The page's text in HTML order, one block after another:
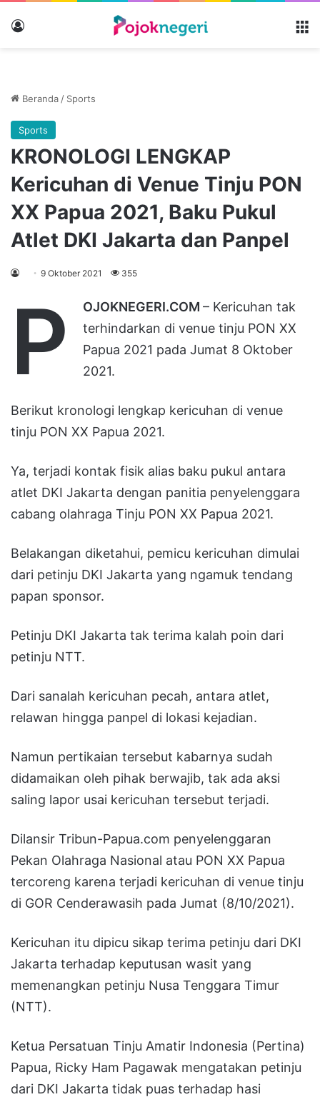
Beranda / Sports
Sports
KRONOLOGI LENGKAP
Kericuhan di Venue Tinju PON
XX Papua 2021, Baku Pukul
Atlet DKI Jakarta dan Panpel
9 Oktober 2021 355
P OJOKNEGERI.COM – Kericuhan tak
terhindarkan di venue tinju PON XX
Papua 2021 pada Jumat 8 Oktober
2021.
Berikut kronologi lengkap kericuhan di venue
tinju PON XX Papua 2021.
Ya, terjadi kontak fisik alias baku pukul antara
atlet DKI Jakarta dengan panitia penyelenggara
cabang olahraga Tinju PON XX Papua 2021.
Belakangan diketahui, pemicu kericuhan dimulai
dari petinju DKI Jakarta yang ngamuk tendang
papan sponsor.
Petinju DKI Jakarta tak terima kalah poin dari
petinju NTT.
Dari sanalah kericuhan pecah, antara atlet,
relawan hingga panpel di lokasi kejadian.
Namun pertikaian tersebut kabarnya sudah
didamaikan oleh pihak berwajib, tak ada aksi
saling lapor usai kericuhan tersebut terjadi.
Dilansir Tribun-Papua.com penyelenggaran
Pekan Olahraga Nasional atau PON XX Papua
tercoreng karena terjadi kericuhan di venue tinju
di GOR Cenderawasih pada Jumat (8/10/2021).
Kericuhan itu dipicu sikap terima petinju dari DKI
Jakarta terhadap keputusan wasit yang
memenangkan petinju Nusa Tenggara Timur
(NTT).
Ketua Persatuan Tinju Amatir Indonesia (Pertina)
Papua, Ricky Ham Pagawak mengatakan petinju
dari DKI Jakarta tidak puas terhadap hasi